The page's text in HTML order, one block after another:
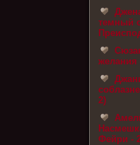
темный
желания
2)
Фейри -